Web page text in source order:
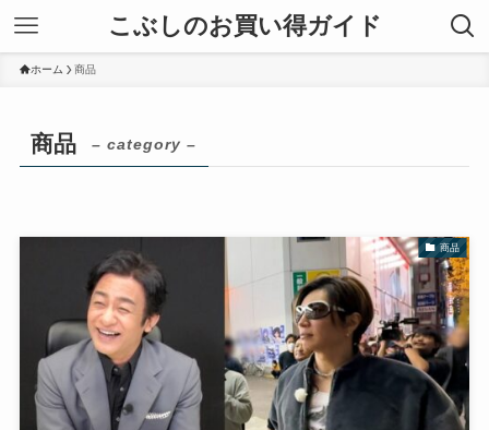
こぶしのお買い得ガイド
ホーム 商品
商品 – category –
商品